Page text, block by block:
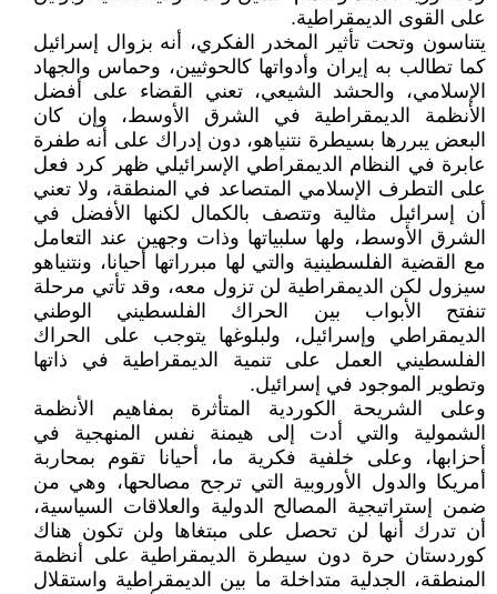
على القوى الديمقراطية.
يتناسون وتحت تأثير المخدر الفكري، أنه بزوال إسرائيل
كما تطالب به إيران وأدواتها كالحوثيين، وحماس والجهاد
الإسلامي، والحشد الشيعي، تعني القضاء على أفضل
الأنظمة الديمقراطية في الشرق الأوسط، وإن كان
البعض يبررها بسيطرة نتنياهو، دون إدراك على أنه طفرة
عابرة في النظام الديمقراطي الإسرائيلي ظهر كرد فعل
على التطرف الإسلامي المتصاعد في المنطقة، ولا تعني
أن إسرائيل مثالية وتتصف بالكمال لكنها الأفضل في
الشرق الأوسط، ولها سلبياتها وذات وجهين عند التعامل
مع القضية الفلسطينية والتي لها مبرراتها أحيانا، ونتنياهو
سيزول لكن الديمقراطية لن تزول معه، وقد تأتي مرحلة
تنفتح الأبواب بين الحراك الفلسطيني الوطني
الديمقراطي وإسرائيل، ولبلوغها يتوجب على الحراك
الفلسطيني العمل على تنمية الديمقراطية في ذاتها
وتطوير الموجود في إسرائيل.
وعلى الشريحة الكوردية المتأثرة بمفاهيم الأنظمة
الشمولية والتي أدت إلى هيمنة نفس المنهجية في
أحزابها، وعلى خلفية فكرية ما، أحيانا تقوم بمحاربة
أمريكا والدول الأوروبية التي ترجح مصالحها، وهي من
ضمن إستراتيجية المصالح الدولية والعلاقات السياسية،
أن تدرك أنها لن تحصل على مبتغاها ولن تكون هناك
كوردستان حرة دون سيطرة الديمقراطية على أنظمة
المنطقة، الجدلية متداخلة ما بين الديمقراطية واستقلال